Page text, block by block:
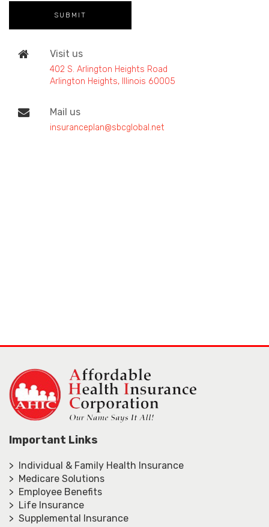
Visit us
402 S. Arlington Heights Road
Arlington Heights, Illinois 60005
Mail us
insuranceplan@sbcglobal.net
Important Links
> Individual & Family Health Insurance
> Medicare Solutions
> Employee Benefits
> Life Insurance
> Supplemental Insurance